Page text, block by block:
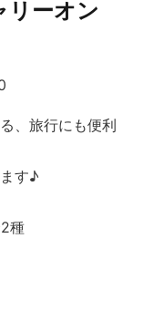
リーオン
、旅行にも便利
す♪
種